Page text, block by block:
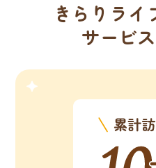
きらりライ
サービ